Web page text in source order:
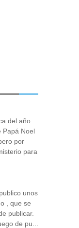
del año
Papá Noel
por
para
unos
, que se
publicar.
de pu...